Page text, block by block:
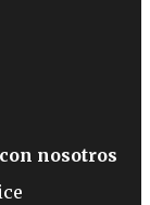
nosotros